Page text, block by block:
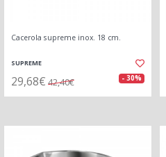
Cacerola supreme inox. 18 cm.
SUPREME
29,68€ 42,40€ - 30%